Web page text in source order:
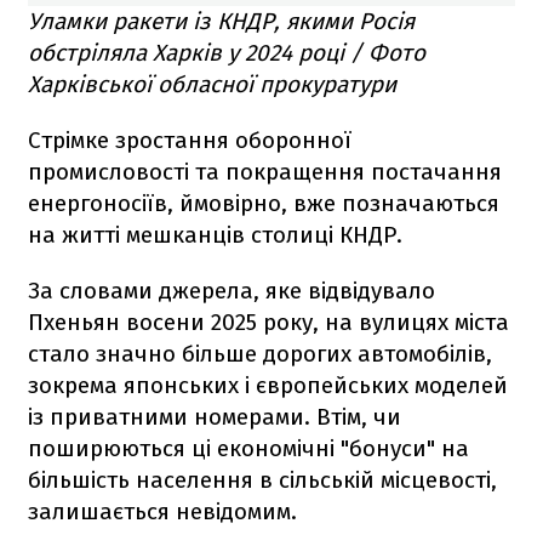
Уламки ракети із КНДР, якими Росія
обстріляла Харків у 2024 році / Фото
Харківської обласної прокуратури
Стрімке зростання оборонної
промисловості та покращення постачання
енергоносіїв, ймовірно, вже позначаються
на житті мешканців столиці КНДР.
За словами джерела, яке відвідувало
Пхеньян восени 2025 року, на вулицях міста
стало значно більше дорогих автомобілів,
зокрема японських і європейських моделей
із приватними номерами. Втім, чи
поширюються ці економічні "бонуси" на
більшість населення в сільській місцевості,
залишається невідомим.